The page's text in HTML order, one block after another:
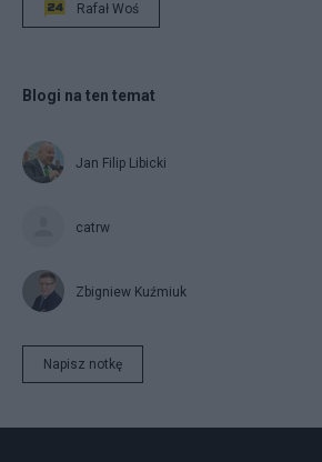
Rafał Woś
Blogi na ten temat
Jan Filip Libicki
catrw
Zbigniew Kuźmiuk
Napisz notkę